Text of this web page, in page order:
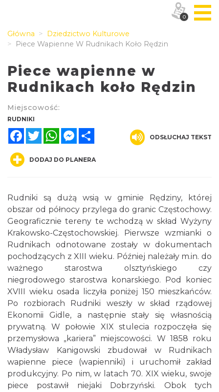
Główna
Dziedzictwo Kulturowe
Piece Wapienne W Rudnikach Koło Rędzin
Piece wapienne w
Rudnikach koło Rędzin
Miejscowość:
RUDNIKI
FacebookTwitterWhatsAppMessenger
ODSŁUCHAJ TEKST
DODAJ DO PLANERA
Rudniki są dużą wsią w gminie Rędziny, której
obszar od północy przylega do granic Częstochowy.
Geograficznie tereny te wchodzą w skład Wyżyny
Krakowsko-Częstochowskiej. Pierwsze wzmianki o
Rudnikach odnotowane zostały w dokumentach
pochodzących z XIII wieku. Później należały m.in. do
ważnego starostwa olsztyńskiego czy
niegrodowego starostwa konarskiego. Pod koniec
XVIII wieku osada liczyła poniżej 150 mieszkańców.
Po rozbiorach Rudniki weszły w skład rządowej
Ekonomii Gidle, a następnie stały się własnością
prywatną. W połowie XIX stulecia rozpoczęła się
przemysłowa „kariera” miejscowości. W 1858 roku
Władysław Kanigowski zbudował w Rudnikach
wapienne piece (wapienniki) i uruchomił zakład
produkcyjny. Po nim, w latach 70. XIX wieku, swoje
piece postawił niejaki Dobrzyński. Obok tych
0